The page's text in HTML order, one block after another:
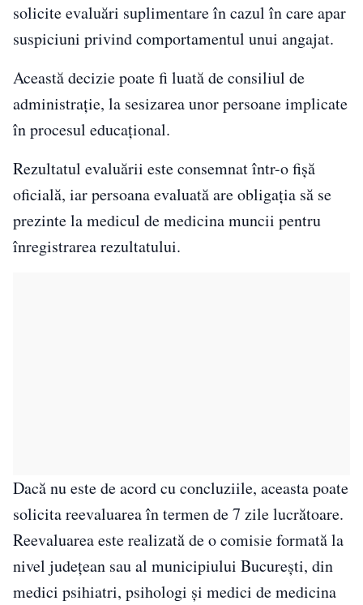
solicite evaluări suplimentare în cazul în care apar
suspiciuni privind comportamentul unui angajat.
Această decizie poate fi luată de consiliul de
administrație, la sesizarea unor persoane implicate
în procesul educațional.
Rezultatul evaluării este consemnat într-o fișă
oficială, iar persoana evaluată are obligația să se
prezinte la medicul de medicina muncii pentru
înregistrarea rezultatului.
Dacă nu este de acord cu concluziile, aceasta poate
solicita reevaluarea în termen de 7 zile lucrătoare.
Reevaluarea este realizată de o comisie formată la
nivel județean sau al municipiului București, din
medici psihiatri, psihologi și medici de medicina